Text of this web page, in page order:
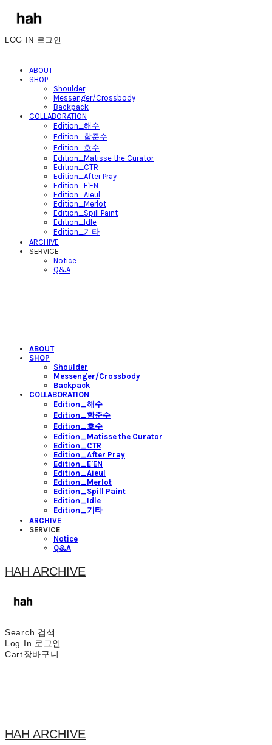
LOG IN 로그인
ABOUT
SHOP
Shoulder
Messenger/Crossbody
Backpack
COLLABORATION
Edition_해수
Edition_함준수
Edition_호수
Edition_Matisse the Curator
Edition_CTR
Edition_After Pray
Edition_E'EN
Edition_Aieul
Edition_Merlot
Edition_Spill Paint
Edition_Idle
Edition_기타
ARCHIVE
SERVICE
Notice
Q&A
ABOUT
SHOP
Shoulder
Messenger/Crossbody
Backpack
COLLABORATION
Edition_해수
Edition_함준수
Edition_호수
Edition_Matisse the Curator
Edition_CTR
Edition_After Pray
Edition_E'EN
Edition_Aieul
Edition_Merlot
Edition_Spill Paint
Edition_Idle
Edition_기타
ARCHIVE
SERVICE
Notice
Q&A
HAH ARCHIVE
Search 검색
Log In 로그인
Cart장바구니
HAH ARCHIVE